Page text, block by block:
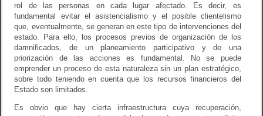
rol de las personas en cada lugar afectado. Es decir, es
fundamental evitar el asistencialismo y el posible clientelismo
que, eventualmente, se generan en este tipo de intervenciones del
estado. Para ello, los procesos previos de organización de los
damnificados, de un planeamiento participativo y de una
priorización de las acciones es fundamental. No se puede
emprender un proceso de esta naturaleza sin un plan estratégico,
sobre todo teniendo en cuenta que los recursos financieros del
Estado son limitados.
Es obvio que hay cierta infraestructura cuya recuperación,